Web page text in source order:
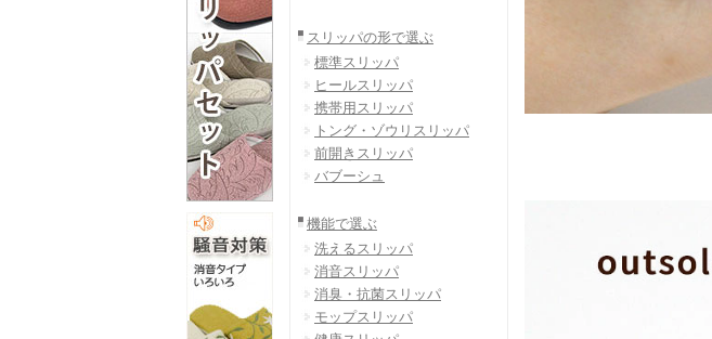
スリッパの形で選ぶ
標準スリッパ
ヒールスリッパ
携帯用スリッパ
トング・ゾウリスリッパ
前開きスリッパ
バブーシュ
機能で選ぶ
洗えるスリッパ
消音スリッパ
消臭・抗菌スリッパ
モップスリッパ